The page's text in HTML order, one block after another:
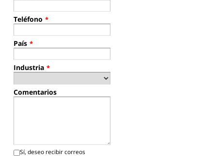
Teléfono *
País *
Industria *
Comentarios
Sí, deseo recibir correos